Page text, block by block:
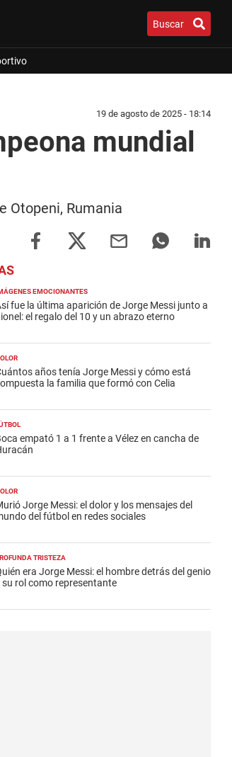
Buscar
19 de agosto de 2025 - 18:14
mundial
Otopeni, Rumania
EMOCIONANTES
fue la última aparición de Jorge Messi junto a
el regalo del 10 y un abrazo eterno
años tenía Jorge Messi y cómo está
la familia que formó con Celia
empató 1 a 1 frente a Vélez en cancha de
Jorge Messi: el dolor y los mensajes del
del fútbol en redes sociales
TRISTEZA
era Jorge Messi: el hombre detrás del genio
su rol como representante